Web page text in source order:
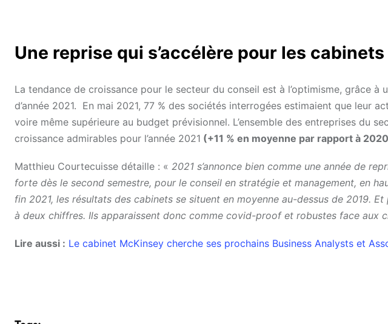
Une reprise qui s’accélère pour les
La tendance de croissance pour le secteur du conseil est à l’optimisme, grâce à
d’année 2021. En mai 2021, 77 % des sociétés interrogées estimaient que leur
voire même supérieure au budget prévisionnel. L’ensemble des entreprises du
croissance admirables pour l’année 2021 (+11 % en moyenne par rapport à
Matthieu Courtecuisse détaille : « 2021 s’annonce bien comme une année de
forte dès le second semestre, pour le conseil en stratégie et management, en
fin 2021, les résultats des cabinets se situent en moyenne au-dessus de 2019.
à deux chiffres. Ils apparaissent donc comme covid-proof et robustes face aux
Lire aussi : Le cabinet McKinsey cherche ses prochains Business Analysts et